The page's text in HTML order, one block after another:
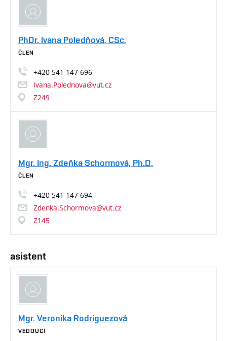
PhDr. Ivana Poledňová, CSc.
ČLEN
+420 541 147 696
Ivana.Polednova@vut.cz
Z249
Mgr. Ing. Zdeňka Schormová, Ph.D.
ČLEN
+420 541 147 694
Zdenka.Schormova@vut.cz
Z145
asistent
Mgr. Veronika Rodriguezová
VEDOUCÍ